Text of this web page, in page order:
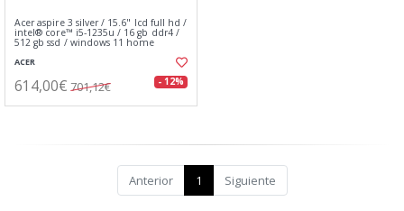
Acer aspire 3 silver / 15.6" lcd full hd /
intel® core™ i5-1235u / 16 gb ddr4 /
512 gb ssd / windows 11 home
ACER
614,00€ 701,12€ - 12%
Anterior 1 Siguiente